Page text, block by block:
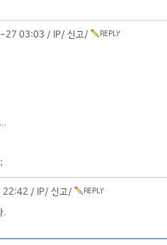
03:03 / IP/ 신고/
..
/ IP/ 신고/
.